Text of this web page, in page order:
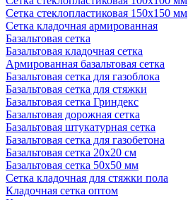
Сетка стеклопластиковая 150x150 мм
Сетка кладочная армированная
Базальтовая сетка
Базальтовая кладочная сетка
Армированная базальтовая сетка
Базальтовая сетка для газоблока
Базальтовая сетка для стяжки
Базальтовая сетка Гриндекс
Базальтовая дорожная сетка
Базальтовая штукатурная сетка
Базальтовая сетка для газобетона
Базальтовая сетка 20x20 см
Базальтовая сетка 50x50 мм
Сетка кладочная для стяжки пола
Кладочная сетка оптом